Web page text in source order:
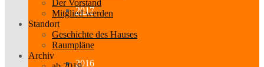
2017
2016
Der Vorstand
Mitglied werden
Standort
Geschichte des Hauses
Raumpläne
Archiv